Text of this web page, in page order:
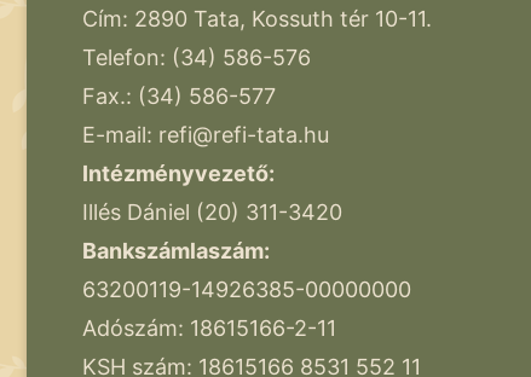
Cím: 2890 Tata, Kossuth tér 10-11.
Telefon: (34) 586-576
Fax.: (34) 586-577
E-mail: refi@refi-tata.hu
Intézményvezető:
Illés Dániel (20) 311-3420
Bankszámlaszám:
63200119-14926385-00000000
Adószám: 18615166-2-11
KSH szám: 18615166 8531 552 11